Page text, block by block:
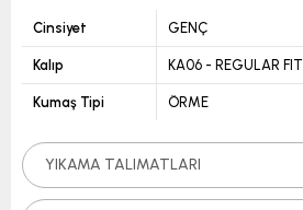
Cinsiyet GENÇ
Kalıp KA06 - REGULAR FIT
Kumaş Tipi ÖRME
YIKAMA TALIMATLARI